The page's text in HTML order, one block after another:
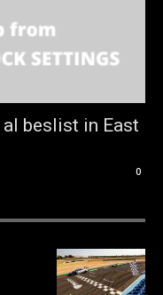
beslist in East
0